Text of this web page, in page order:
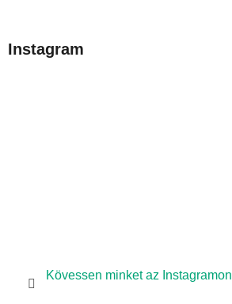
bInstagram
Kövessen minket az Instagramon